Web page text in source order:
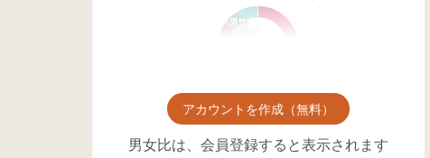
アカウントを作成（無料）
男女比は、会員登録すると表示されます